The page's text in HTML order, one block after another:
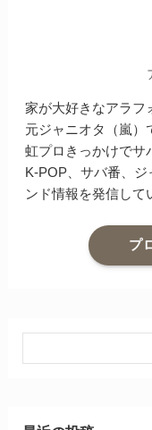
家が大好きなアラフ
元ジャニオタ（嵐）
虹プロきっかけでサ
K-POP、サバ番、
ンド情報を発信して
プ